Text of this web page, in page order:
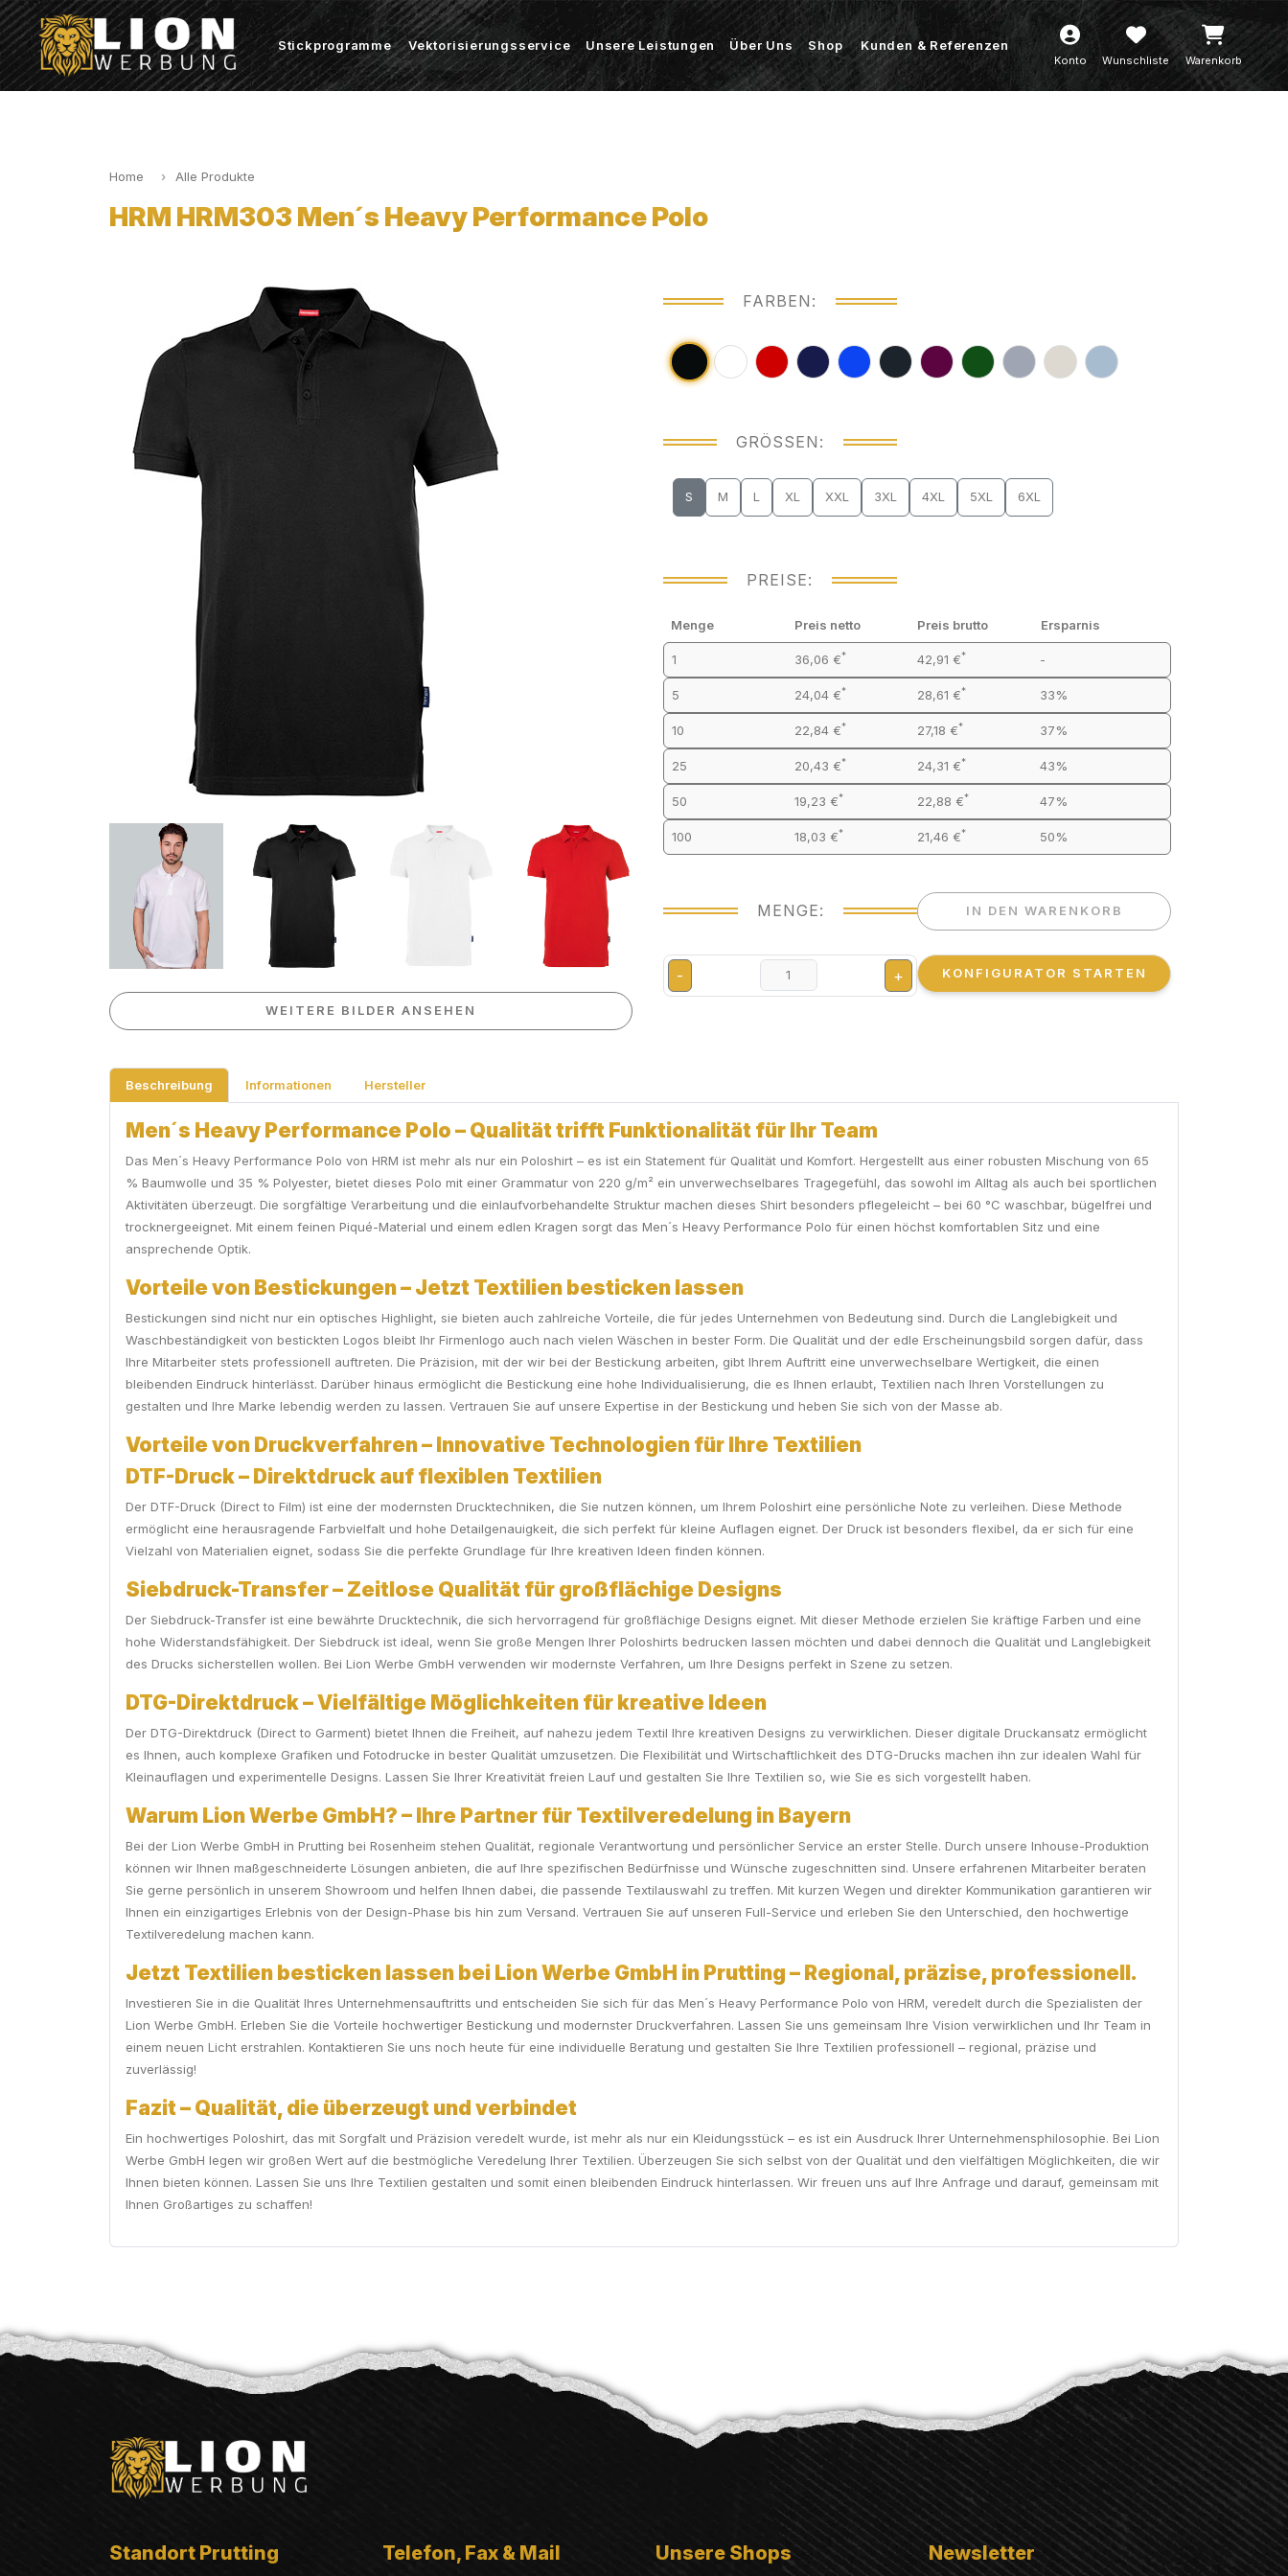
Stickprogramme Vektorisierungsservice Unsere Leistungen Über Uns Shop Kunden & Referenzen
Konto Wunschliste Warenkorb
Home Alle Produkte
HRM HRM303 Men´s Heavy Performance Polo
WEITERE BILDER ANSEHEN
FARBEN:
GRÖSSEN:
S M L XL XXL 3XL 4XL 5XL 6XL
PREISE:
Menge Preis netto Preis brutto Ersparnis
1 36,06 €* 42,91 €* -
5 24,04 €* 28,61 €* 33%
10 22,84 €* 27,18 €* 37%
25 20,43 €* 24,31 €* 43%
50 19,23 €* 22,88 €* 47%
100 18,03 €* 21,46 €* 50%
MENGE:
- +
IN DEN WARENKORB
KONFIGURATOR STARTEN
Beschreibung Informationen Hersteller
Men´s Heavy Performance Polo – Qualität trifft Funktionalität für Ihr Team
Das Men´s Heavy Performance Polo von HRM ist mehr als nur ein Poloshirt – es ist ein Statement für Qualität und Komfort. Hergestellt aus einer robusten Mischung von 65
% Baumwolle und 35 % Polyester, bietet dieses Polo mit einer Grammatur von 220 g/m² ein unverwechselbares Tragegefühl, das sowohl im Alltag als auch bei sportlichen
Aktivitäten überzeugt. Die sorgfältige Verarbeitung und die einlaufvorbehandelte Struktur machen dieses Shirt besonders pflegeleicht – bei 60 °C waschbar, bügelfrei und
trocknergeeignet. Mit einem feinen Piqué-Material und einem edlen Kragen sorgt das Men´s Heavy Performance Polo für einen höchst komfortablen Sitz und eine
ansprechende Optik.
Vorteile von Bestickungen – Jetzt Textilien besticken lassen
Bestickungen sind nicht nur ein optisches Highlight, sie bieten auch zahlreiche Vorteile, die für jedes Unternehmen von Bedeutung sind. Durch die Langlebigkeit und
Waschbeständigkeit von bestickten Logos bleibt Ihr Firmenlogo auch nach vielen Wäschen in bester Form. Die Qualität und der edle Erscheinungsbild sorgen dafür, dass
Ihre Mitarbeiter stets professionell auftreten. Die Präzision, mit der wir bei der Bestickung arbeiten, gibt Ihrem Auftritt eine unverwechselbare Wertigkeit, die einen
bleibenden Eindruck hinterlässt. Darüber hinaus ermöglicht die Bestickung eine hohe Individualisierung, die es Ihnen erlaubt, Textilien nach Ihren Vorstellungen zu
gestalten und Ihre Marke lebendig werden zu lassen. Vertrauen Sie auf unsere Expertise in der Bestickung und heben Sie sich von der Masse ab.
Vorteile von Druckverfahren – Innovative Technologien für Ihre Textilien
DTF-Druck – Direktdruck auf flexiblen Textilien
Der DTF-Druck (Direct to Film) ist eine der modernsten Drucktechniken, die Sie nutzen können, um Ihrem Poloshirt eine persönliche Note zu verleihen. Diese Methode
ermöglicht eine herausragende Farbvielfalt und hohe Detailgenauigkeit, die sich perfekt für kleine Auflagen eignet. Der Druck ist besonders flexibel, da er sich für eine
Vielzahl von Materialien eignet, sodass Sie die perfekte Grundlage für Ihre kreativen Ideen finden können.
Siebdruck-Transfer – Zeitlose Qualität für großflächige Designs
Der Siebdruck-Transfer ist eine bewährte Drucktechnik, die sich hervorragend für großflächige Designs eignet. Mit dieser Methode erzielen Sie kräftige Farben und eine
hohe Widerstandsfähigkeit. Der Siebdruck ist ideal, wenn Sie große Mengen Ihrer Poloshirts bedrucken lassen möchten und dabei dennoch die Qualität und Langlebigkeit
des Drucks sicherstellen wollen. Bei Lion Werbe GmbH verwenden wir modernste Verfahren, um Ihre Designs perfekt in Szene zu setzen.
DTG-Direktdruck – Vielfältige Möglichkeiten für kreative Ideen
Der DTG-Direktdruck (Direct to Garment) bietet Ihnen die Freiheit, auf nahezu jedem Textil Ihre kreativen Designs zu verwirklichen. Dieser digitale Druckansatz ermöglicht
es Ihnen, auch komplexe Grafiken und Fotodrucke in bester Qualität umzusetzen. Die Flexibilität und Wirtschaftlichkeit des DTG-Drucks machen ihn zur idealen Wahl für
Kleinauflagen und experimentelle Designs. Lassen Sie Ihrer Kreativität freien Lauf und gestalten Sie Ihre Textilien so, wie Sie es sich vorgestellt haben.
Warum Lion Werbe GmbH? – Ihre Partner für Textilveredelung in Bayern
Bei der Lion Werbe GmbH in Prutting bei Rosenheim stehen Qualität, regionale Verantwortung und persönlicher Service an erster Stelle. Durch unsere Inhouse-Produktion
können wir Ihnen maßgeschneiderte Lösungen anbieten, die auf Ihre spezifischen Bedürfnisse und Wünsche zugeschnitten sind. Unsere erfahrenen Mitarbeiter beraten
Sie gerne persönlich in unserem Showroom und helfen Ihnen dabei, die passende Textilauswahl zu treffen. Mit kurzen Wegen und direkter Kommunikation garantieren wir
Ihnen ein einzigartiges Erlebnis von der Design-Phase bis hin zum Versand. Vertrauen Sie auf unseren Full-Service und erleben Sie den Unterschied, den hochwertige
Textilveredelung machen kann.
Jetzt Textilien besticken lassen bei Lion Werbe GmbH in Prutting – Regional, präzise, professionell.
Investieren Sie in die Qualität Ihres Unternehmensauftritts und entscheiden Sie sich für das Men´s Heavy Performance Polo von HRM, veredelt durch die Spezialisten der
Lion Werbe GmbH. Erleben Sie die Vorteile hochwertiger Bestickung und modernster Druckverfahren. Lassen Sie uns gemeinsam Ihre Vision verwirklichen und Ihr Team in
einem neuen Licht erstrahlen. Kontaktieren Sie uns noch heute für eine individuelle Beratung und gestalten Sie Ihre Textilien professionell – regional, präzise und
zuverlässig!
Fazit – Qualität, die überzeugt und verbindet
Ein hochwertiges Poloshirt, das mit Sorgfalt und Präzision veredelt wurde, ist mehr als nur ein Kleidungsstück – es ist ein Ausdruck Ihrer Unternehmensphilosophie. Bei Lion
Werbe GmbH legen wir großen Wert auf die bestmögliche Veredelung Ihrer Textilien. Überzeugen Sie sich selbst von der Qualität und den vielfältigen Möglichkeiten, die wir
Ihnen bieten können. Lassen Sie uns Ihre Textilien gestalten und somit einen bleibenden Eindruck hinterlassen. Wir freuen uns auf Ihre Anfrage und darauf, gemeinsam mit
Ihnen Großartiges zu schaffen!
Standort Prutting Telefon, Fax & Mail Unsere Shops Newsletter